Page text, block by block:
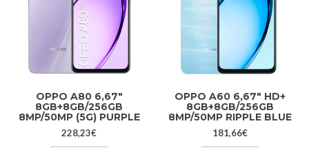
OPPO A80 6,67″
8GB+8GB/256GB
8MP/50MP (5G) PURPLE
228,23€
OPPO A60 6,67″ HD+
8GB+8GB/256GB
8MP/50MP RIPPLE BLUE
181,66€